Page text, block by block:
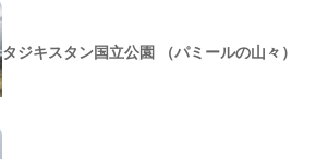
タジキスタン国立公園 （パミールの山々）